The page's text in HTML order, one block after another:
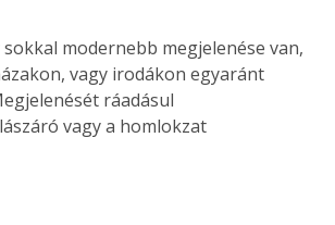
modernebb megjelenése van,
vagy irodákon egyaránt
ráadásul
vagy a homlokzat